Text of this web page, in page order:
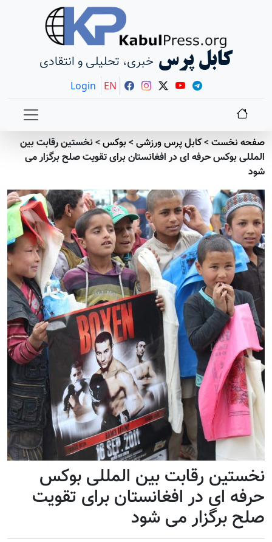
کابل پرس خبری، تحلیلی و انتقادی
Login EN
صفحه نخست>کابل پرس ورزشی> بوکس>نخستین رقابت بین
المللی بوکس حرفه ای در افغانستان برای تقویت صلح برگزار می
شود
نخستین رقابت بین المللی بوکس
حرفه ای در افغانستان برای تقویت
صلح برگزار می شود